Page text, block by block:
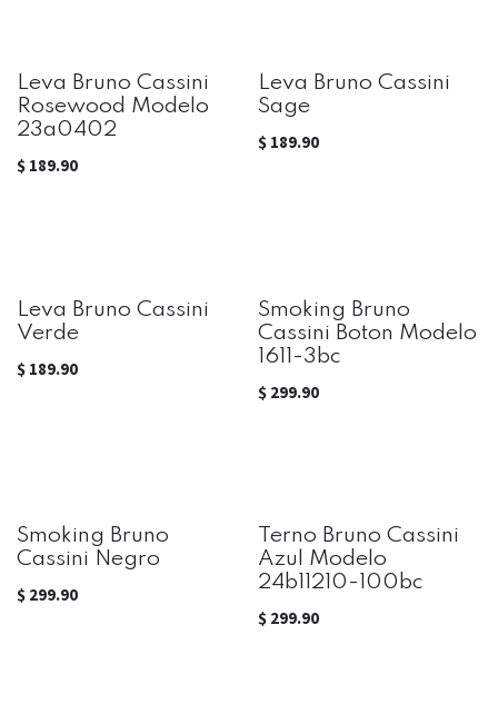
Leva Bruno Cassini
Rosewood Modelo
23a0402
$ 189.90
Leva Bruno Cassini
Sage
$ 189.90
Leva Bruno Cassini
Verde
$ 189.90
Smoking Bruno
Cassini Boton Modelo
1611-3bc
$ 299.90
Smoking Bruno
Cassini Negro
$ 299.90
Terno Bruno Cassini
Azul Modelo
24b11210-100bc
$ 299.90